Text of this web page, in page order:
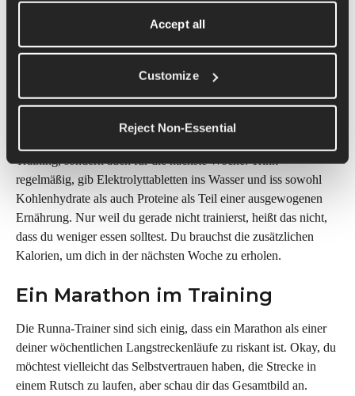
Accept all
Customize
Reject Non-Essential
Optimale Erholung
Ernährung und Schlaf sind echt wichtig! Wenn du während des
deiner Erholung geholfen, aber auch das Auftanken und
Trinken nach dem Event ist super wichtig.
Training, sondern auch für die nächste Woche: Trink
regelmäßig, gib Elektrolyttabletten ins Wasser und iss sowohl
Kohlenhydrate als auch Proteine als Teil einer ausgewogenen
Ernährung. Nur weil du gerade nicht trainierst, heißt das nicht,
dass du weniger essen solltest. Du brauchst die zusätzlichen
Kalorien, um dich in der nächsten Woche zu erholen.
Ein Marathon im Training
Die Runna-Trainer sind sich einig, dass ein Marathon als einer
deiner wöchentlichen Langstreckenläufe zu riskant ist. Okay, du
möchtest vielleicht das Selbstvertrauen haben, die Strecke in
einem Rutsch zu laufen, aber schau dir das Gesamtbild an.